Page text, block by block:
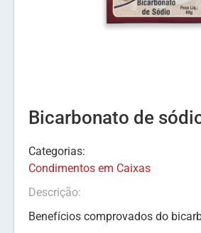
Bicarbonato de
Categorias:
Condimentos em Caixas
Descrição:
Benefícios comprovados do